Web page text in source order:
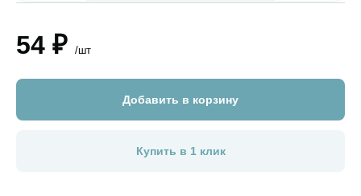
54 ₽ /шт
Добавить в корзину
Купить в 1 клик